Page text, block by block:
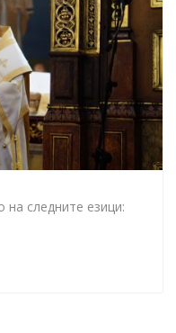
следните езици: